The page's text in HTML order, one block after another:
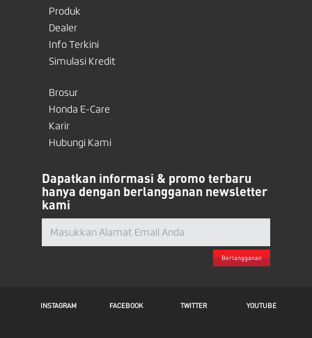
Produk
Dealer
Info Terkini
Simulasi Kredit
Brosur
Honda E-Care
Karir
Hubungi Kami
Dapatkan informasi & promo terbaru
hanya dengan berlangganan newsletter
kami
Berlangganan
INSTAGRAM FACEBOOK TWITTER YOUTUBE